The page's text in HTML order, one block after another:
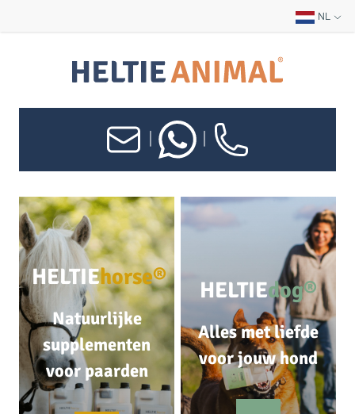
NL
HELTIEhorse®
Natuurlijke
supplementen
voor paarden
HELTIEdog®
Alles met liefde
voor jouw hond